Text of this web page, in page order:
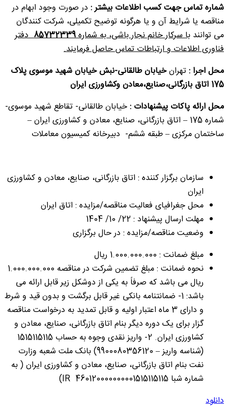
شماره تماس جهت کسب اطلاعات بیشتر: در صورت وجود ابهام در
مناقصه یا شرایط آن و یا هرگونه توضیح تکمیلی، شرکت کنندگان
می توانند با سرکار خانم نجار باشی، به شماره85732339دفتر
فناوری اطلاعات و ارتباطات تماس حاصل فرمایند.
محل اجرا :تهرانخیابان طالقانی-نبش خیابان شهید موسویپلاک
175 اتاق بازرگانی،صنایع،معادن وکشاورزی ایران
محل ارائه پاکات پیشنهادات :خیابان طالقانی- تقاطع شهید موسوی-
شماره 175 – اتاق بازرگانی، صنایع، معادن و کشاورزی ایران –
ساختمان مرکزی – طبقه ششم- دبیرخانه کمیسیون معاملات
سازمان برگزار کننده : اتاق بازرگانی، صنایع، معادن و کشاورزی
ایران
محل جغرافیای فعالیت مناقصه/مزایده : اتاق ایران
مهلت ارسال پیشنهاد : 22/ 10/ 1404
وضعیت مناقصه/مزایده : در حال برگزاری
مبلغ ضمانت : 1.000.000.000 ریال
نحوه ضمانت : مبلغ تضمین شرکت در مناقصه 1.000.000.000
ریال می باشد که صرفاً به یکی از دوشکل زیر قابل ارائه می
باشد: 1- ضمانتنامه بانکی غیر قابل برگشت و بدون قید و شرط
و دارای 3 ماه اعتبار اولیه و قابل تمدید به درخواست مناقصه
گزار برای یک دوره دیگر بنام اتاق بازرگانی، صنایع، معادن و
کشاورزی ایران. 2- واریز نقدی وجوه به حساب 1515115115
(شناسه واریز – 9900080356120) بانک ملت شعبه وزارت
نفت بنام اتاق بازرگانی، صنایع، معادن و کشاورزی ایران ( به
شماره شبا 460120000000001515115115 IR)
دانلود